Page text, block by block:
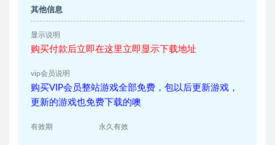
其他信息
显示说明
购买付款后立即在这里立即显示下载地址
vip会员说明
购买VIP会员整站游戏全部免费，包以后更新游戏，
更新的游戏也免费下载的噢
有效期 永久有效